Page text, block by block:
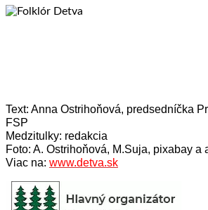
Text: Anna Ostrihoňová, predsedníčka
FSP
Medzitulky: redakcia
Foto: A. Ostrihoňová, M.Suja, pixabay a
Viac na: www.detva.sk